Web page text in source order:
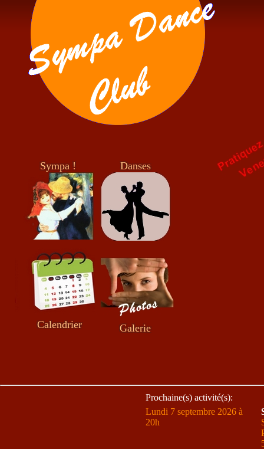
Sympa ! Danses
Calendrier Galerie
Prochaine(s) activité(s):
Lundi 7 septembre 2026 à
20h